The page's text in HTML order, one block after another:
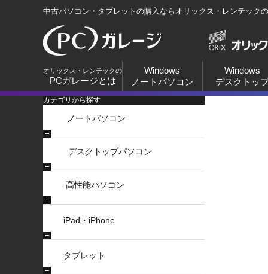
中古パソコン・タブレットの購入ならオリックス・レンテック
オリックス・レンテックの
PCガレージとは
Windows
ノートパソコン
Windows
デスクトッ
カテゴリから探す
ノートパソコン
デスクトップパソコン
高性能パソコン
iPad・iPhone
タブレット